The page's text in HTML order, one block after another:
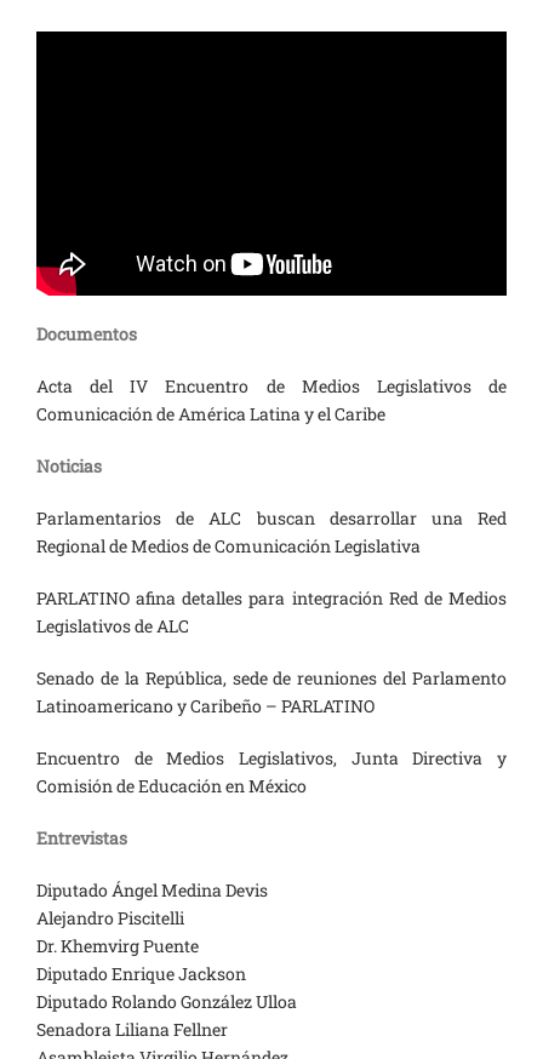
Documentos
Acta del IV Encuentro de Medios Legislativos de
Comunicación de América Latina y el Caribe
Noticias
Parlamentarios de ALC buscan desarrollar una Red
Regional de Medios de Comunicación Legislativa
PARLATINO afina detalles para integración Red de Medios
Legislativos de ALC
Senado de la República, sede de reuniones del Parlamento
Latinoamericano y Caribeño – PARLATINO
Encuentro de Medios Legislativos, Junta Directiva y
Comisión de Educación en México
Entrevistas
Diputado Ángel Medina Devis
Alejandro Piscitelli
Dr. Khemvirg Puente
Diputado Enrique Jackson
Diputado Rolando González Ulloa
Senadora Liliana Fellner